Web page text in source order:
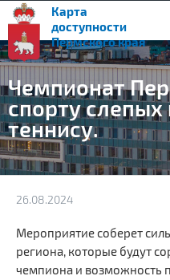
Карта
доступности
Пермского края
Помощь
Чемпионат
спорту
теннису.
26.08.2024
Мероприятие соберет
региона, которые будут
чемпиона и возможность